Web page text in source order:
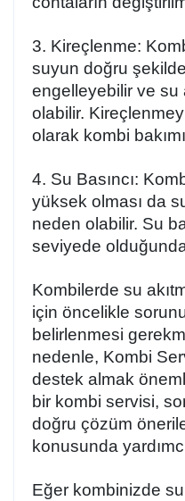
3. Kireçlenme:
suyun doğru
engelleyebilir ve su
olabilir.
olarak kombi bakımı
4. Su Basıncı:
yüksek olması da
neden olabilir. Su
seviyede
Kombilerde su
için öncelikle
belirlenmesi
nedenle, Kombi
destek almak
bir kombi servisi,
doğru çözüm
konusunda
Eğer kombinizde